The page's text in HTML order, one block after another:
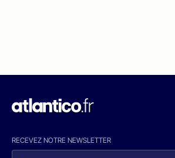
RECEVEZ NOTRE NEWSLETTER